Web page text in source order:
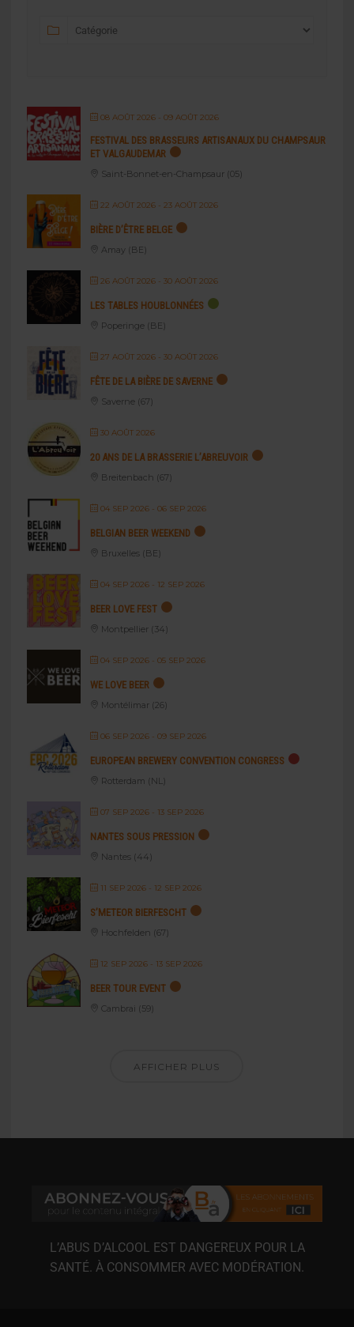
08 AOÛT 2026- 09 AOÛT 2026
FESTIVAL DES BRASSEURS ARTISANAUX DU CHAMPSAUR
ET VALGAUDEMAR
Saint-Bonnet-en-Champsaur (05)
22 AOÛT 2026- 23 AOÛT 2026
BIÈRE D’ÊTRE BELGE
Amay (BE)
26 AOÛT 2026- 30 AOÛT 2026
LES TABLES HOUBLONNÉES
Poperinge (BE)
27 AOÛT 2026- 30 AOÛT 2026
FÊTE DE LA BIÈRE DE SAVERNE
Saverne (67)
30 AOÛT 2026
20 ANS DE LA BRASSERIE L’ABREUVOIR
Breitenbach (67)
04 SEP 2026- 06 SEP 2026
BELGIAN BEER WEEKEND
Bruxelles (BE)
04 SEP 2026- 12 SEP 2026
BEER LOVE FEST
Montpellier (34)
04 SEP 2026- 05 SEP 2026
WE LOVE BEER
Montélimar (26)
06 SEP 2026- 09 SEP 2026
EUROPEAN BREWERY CONVENTION CONGRESS
Rotterdam (NL)
07 SEP 2026- 13 SEP 2026
NANTES SOUS PRESSION
Nantes (44)
11 SEP 2026- 12 SEP 2026
S’METEOR BIERFESCHT
Hochfelden (67)
12 SEP 2026- 13 SEP 2026
BEER TOUR EVENT
Cambrai (59)
AFFICHER PLUS
L’ABUS D’ALCOOL EST DANGEREUX POUR LA
SANTÉ. À CONSOMMER AVEC MODÉRATION.